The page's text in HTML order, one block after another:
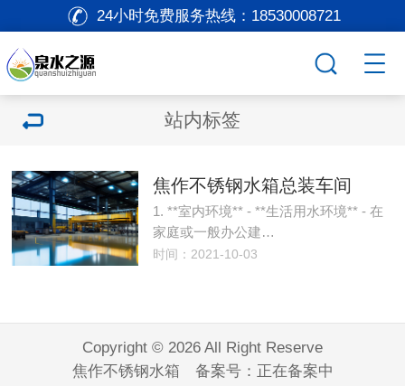
24小时免费服务热线： 18530008721
站内标签
焦作不锈钢水箱总装车间
1. **室内环境** - **生活用水环境** - 在
家庭或一般办公建…
时间：2021-10-03
Copyright © 2026 All Right Reserve
焦作不锈钢水箱 备案号： 正在备案中